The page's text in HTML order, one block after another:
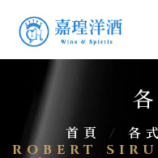
首頁 / 各
ROBERT